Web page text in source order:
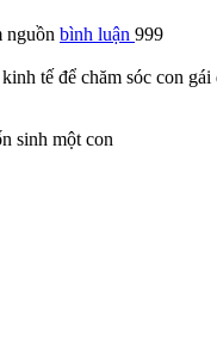
nguồn bình luận 999
tế để chăm sóc con